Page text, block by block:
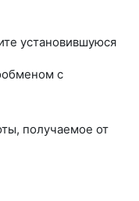
установившуюся
с
получаемое от